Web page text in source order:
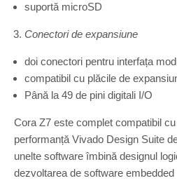
suportă microSD
Conectori de expansiune
doi conectori pentru interfața
compatibil cu plăcile de
Până la 49 de pini digitali I/O
Cora Z7 este complet compatibil
performanță Vivado Design Suite
unelte software îmbină designul
dezvoltarea de software